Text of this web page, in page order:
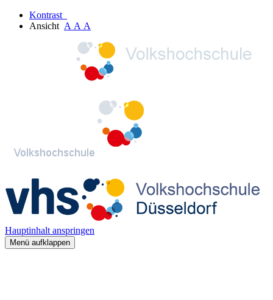
Kontrast
Ansicht A A A
Hauptinhalt anspringen
Menü aufklappen